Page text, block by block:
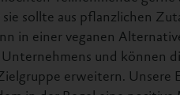
sollte aus pflanzlichen
in einer veganen
und können
erweitern. Unsere
in der Regel eine